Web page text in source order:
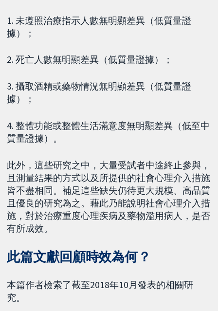
1. 未遵照治療指示人數無明顯差異（低質量證
據）；
2. 死亡人數無明顯差異（低質量證據）；
3. 攝取酒精或藥物情況無明顯差異（低質量證
據）；
4. 整體功能或整體生活滿意度無明顯差異（低至中
質量證據）。
此外，這些研究之中，大量受試者中途終止參與，
且測量結果的方式以及所提供的社會心理介入措施
皆不盡相同。補足這些缺失仍待更大規模、高品質
且優良的研究為之。藉此乃能說明社會心理介入措
施，對於治療重度心理疾病及藥物濫用病人，是否
有所成效。
此篇文獻回顧時效為何？
本篇作者檢索了截至2018年10月發表的相關研
究。